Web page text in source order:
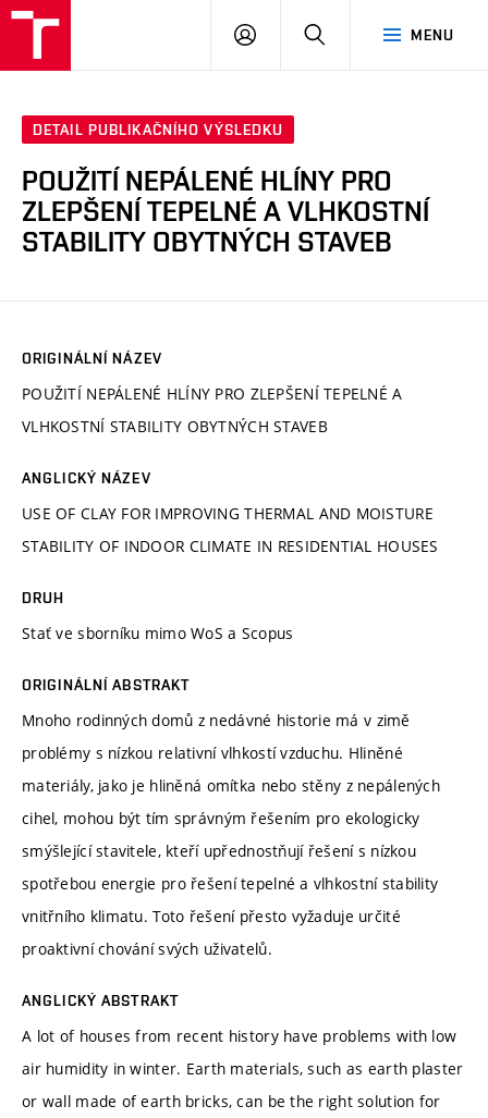
MENU
PŘIHLÁSIT
DETAIL PUBLIKAČNÍHO VÝSLEDKU
POUŽITÍ NEPÁLENÉ HLÍNY PRO
ZLEPŠENÍ TEPELNÉ A VLHKOSTNÍ
STABILITY OBYTNÝCH STAVEB
ORIGINÁLNÍ NÁZEV
POUŽITÍ NEPÁLENÉ HLÍNY PRO ZLEPŠENÍ TEPELNÉ A
VLHKOSTNÍ STABILITY OBYTNÝCH STAVEB
ANGLICKÝ NÁZEV
USE OF CLAY FOR IMPROVING THERMAL AND MOISTURE
STABILITY OF INDOOR CLIMATE IN RESIDENTIAL HOUSES
DRUH
Stať ve sborníku mimo WoS a Scopus
ORIGINÁLNÍ ABSTRAKT
Mnoho rodinných domů z nedávné historie má v zimě
problémy s nízkou relativní vlhkostí vzduchu. Hliněné
materiály, jako je hliněná omítka nebo stěny z nepálených
cihel, mohou být tím správným řešením pro ekologicky
smýšlející stavitele, kteří upřednostňují řešení s nízkou
spotřebou energie pro řešení tepelné a vlhkostní stability
vnitřního klimatu. Toto řešení přesto vyžaduje určité
proaktivní chování svých uživatelů.
ANGLICKÝ ABSTRAKT
A lot of houses from recent history have problems with low
air humidity in winter. Earth materials, such as earth plaster
or wall made of earth bricks, can be the right solution for